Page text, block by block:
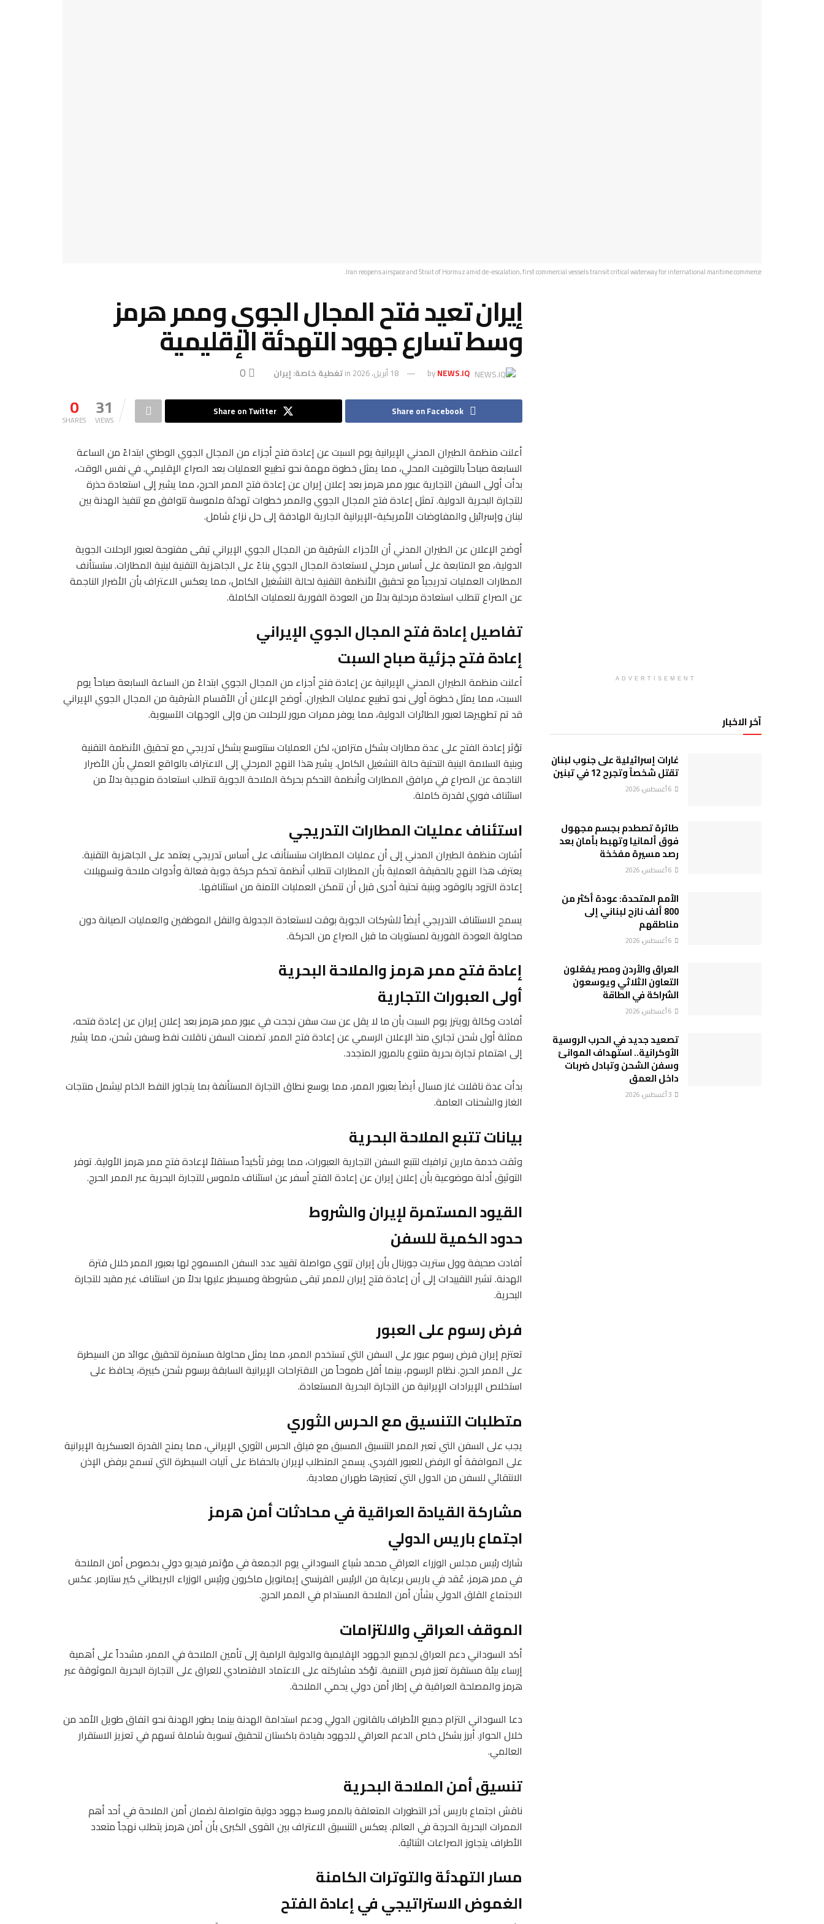
Iran reopens airspace and Strait of Hormuz amid de-escalation, first commercial vessels transit critical waterway for international maritime commerce.
إيران تعيد فتح المجال الجوي وممر هرمز
وسط تسارع جهود التهدئة الإقليمية
byNEWS.IQ 18 أبريل، 2026 inتغطية خاصة: إيران
0
SHARES 31
VIEWS
Share on Facebook
Share on Twitter
أعلنت منظمة الطيران المدني الإيرانية يوم السبت عن إعادة فتح أجزاء من المجال الجوي الوطني ابتداءً من الساعة
السابعة صباحاً بالتوقيت المحلي، مما يمثل خطوة مهمة نحو تطبيع العمليات بعد الصراع الإقليمي. في نفس الوقت،
بدأت أولى السفن التجارية عبور ممر هرمز بعد إعلان إيران عن إعادة فتح الممر الحرج، مما يشير إلى استعادة حذرة
للتجارة البحرية الدولية. تمثل إعادة فتح المجال الجوي والممر خطوات تهدئة ملموسة تتوافق مع تنفيذ الهدنة بين
لبنان وإسرائيل والمفاوضات الأمريكية-الإيرانية الجارية الهادفة إلى حل نزاع شامل.
أوضح الإعلان عن الطيران المدني أن الأجزاء الشرقية من المجال الجوي الإيراني تبقى مفتوحة لعبور الرحلات الجوية
الدولية، مع المتابعة على أساس مرحلي لاستعادة المجال الجوي بناءً على الجاهزية التقنية لبنية المطارات. ستستأنف
المطارات العمليات تدريجياً مع تحقيق الأنظمة التقنية لحالة التشغيل الكامل، مما يعكس الاعتراف بأن الأضرار الناجمة
عن الصراع تتطلب استعادة مرحلية بدلاً من العودة الفورية للعمليات الكاملة.
تفاصيل إعادة فتح المجال الجوي الإيراني
إعادة فتح جزئية صباح السبت
أعلنت منظمة الطيران المدني الإيرانية عن إعادة فتح أجزاء من المجال الجوي ابتداءً من الساعة السابعة صباحاً يوم
السبت، مما يمثل خطوة أولى نحو تطبيع عمليات الطيران. أوضح الإعلان أن الأقسام الشرقية من المجال الجوي الإيراني
قد تم تطهيرها لعبور الطائرات الدولية، مما يوفر ممرات مرور للرحلات من وإلى الوجهات الآسيوية.
تؤثر إعادة الفتح على عدة مطارات بشكل متزامن، لكن العمليات ستتوسع بشكل تدريجي مع تحقيق الأنظمة التقنية
وبنية السلامة البنية التحتية حالة التشغيل الكامل. يشير هذا النهج المرحلي إلى الاعتراف بالواقع العملي بأن الأضرار
الناجمة عن الصراع في مرافق المطارات وأنظمة التحكم بحركة الملاحة الجوية تتطلب استعادة منهجية بدلاً من
استئناف فوري لقدرة كاملة.
استئناف عمليات المطارات التدريجي
أشارت منظمة الطيران المدني إلى أن عمليات المطارات ستستأنف على أساس تدريجي يعتمد على الجاهزية التقنية.
يعترف هذا النهج بالحقيقة العملية بأن المطارات تتطلب أنظمة تحكم حركة جوية فعالة وأدوات ملاحة وتسهيلات
إعادة التزود بالوقود وبنية تحتية أخرى قبل أن تتمكن العمليات الآمنة من استئنافها.
يسمح الاستئناف التدريجي أيضاً للشركات الجوية بوقت لاستعادة الجدولة والنقل الموظفين والعمليات الصيانة دون
محاولة العودة الفورية لمستويات ما قبل الصراع من الحركة.
إعادة فتح ممر هرمز والملاحة البحرية
أولى العبورات التجارية
أفادت وكالة رويترز يوم السبت بأن ما لا يقل عن ست سفن نجحت في عبور ممر هرمز بعد إعلان إيران عن إعادة فتحه،
ممثلة أول شحن تجاري منذ الإعلان الرسمي عن إعادة فتح الممر. تضمنت السفن ناقلات نفط وسفن شحن، مما يشير
إلى اهتمام تجارة بحرية متنوع بالمرور المتجدد.
بدأت عدة ناقلات غاز مسال أيضاً بعبور الممر، مما يوسع نطاق التجارة المستأنفة بما يتجاوز النفط الخام ليشمل منتجات
الغاز والشحنات العامة.
بيانات تتبع الملاحة البحرية
وثقت خدمة مارين ترافيك لتتبع السفن التجارية العبورات، مما يوفر تأكيداً مستقلاً لإعادة فتح ممر هرمز الأولية. توفر
التوثيق أدلة موضوعية بأن إعلان إيران عن إعادة الفتح أسفر عن استئناف ملموس للتجارة البحرية عبر الممر الحرج.
القيود المستمرة لإيران والشروط
حدود الكمية للسفن
أفادت صحيفة وول ستريت جورنال بأن إيران تنوي مواصلة تقييد عدد السفن المسموح لها بعبور الممر خلال فترة
الهدنة. تشير التقييدات إلى أن إعادة فتح إيران للممر تبقى مشروطة ومسيطر عليها بدلاً من استئناف غير مقيد للتجارة
البحرية.
فرض رسوم على العبور
تعتزم إيران فرض رسوم عبور على السفن التي تستخدم الممر، مما يمثل محاولة مستمرة لتحقيق عوائد من السيطرة
على الممر الحرج. نظام الرسوم، بينما أقل طموحاً من الاقتراحات الإيرانية السابقة برسوم شحن كبيرة، يحافظ على
استخلاص الإيرادات الإيرانية من التجارة البحرية المستعادة.
متطلبات التنسيق مع الحرس الثوري
يجب على السفن التي تعبر الممر التنسيق المسبق مع فيلق الحرس الثوري الإيراني، مما يمنح القدرة العسكرية الإيرانية
على الموافقة أو الرفض للعبور الفردي. يسمح المتطلب لإيران بالحفاظ على آليات السيطرة التي تسمح برفض الإذن
الانتقائي للسفن من الدول التي تعتبرها طهران معادية.
مشاركة القيادة العراقية في محادثات أمن هرمز
اجتماع باريس الدولي
شارك رئيس مجلس الوزراء العراقي محمد شياع السوداني يوم الجمعة في مؤتمر فيديو دولي بخصوص أمن الملاحة
في ممر هرمز، عُقد في باريس برعاية من الرئيس الفرنسي إيمانويل ماكرون ورئيس الوزراء البريطاني كير ستارمر. عكس
الاجتماع القلق الدولي بشأن أمن الملاحة المستدام في الممر الحرج.
الموقف العراقي والالتزامات
أكد السوداني دعم العراق لجميع الجهود الإقليمية والدولية الرامية إلى تأمين الملاحة في الممر، مشدداً على أهمية
إرساء بيئة مستقرة تعزز فرص التنمية. تؤكد مشاركته على الاعتماد الاقتصادي للعراق على التجارة البحرية الموثوقة عبر
هرمز والمصلحة العراقية في إطار أمن دولي يحمي الملاحة.
دعا السوداني التزام جميع الأطراف بالقانون الدولي ودعم استدامة الهدنة بينما يطور الهدنة نحو اتفاق طويل الأمد من
خلال الحوار. أبرز بشكل خاص الدعم العراقي للجهود بقيادة باكستان لتحقيق تسوية شاملة تسهم في تعزيز الاستقرار
العالمي.
تنسيق أمن الملاحة البحرية
ناقش اجتماع باريس آخر التطورات المتعلقة بالممر وسط جهود دولية متواصلة لضمان أمن الملاحة في أحد أهم
الممرات البحرية الحرجة في العالم. يعكس التنسيق الاعتراف بين القوى الكبرى بأن أمن هرمز يتطلب نهجاً متعدد
الأطراف يتجاوز الصراعات الثنائية.
مسار التهدئة والتوترات الكامنة
الغموض الاستراتيجي في إعادة الفتح
ADVERTISEMENT
آخر الاخبار
غارات إسرائيلية على جنوب لبنان
تقتل شخصاً وتجرح 12 في تبنين
طائرة تصطدم بجسم مجهول
فوق ألمانيا وتهبط بأمان بعد
رصد مسيرة مفخخة
الأمم المتحدة: عودة أكثر من
800 ألف نازح لبناني إلى
مناطقهم
العراق والأردن ومصر يفعّلون
التعاون الثلاثي ويوسعون
الشراكة في الطاقة
تصعيد جديد في الحرب الروسية
الأوكرانية.. استهداف الموانئ
وسفن الشحن وتبادل ضربات
داخل العمق